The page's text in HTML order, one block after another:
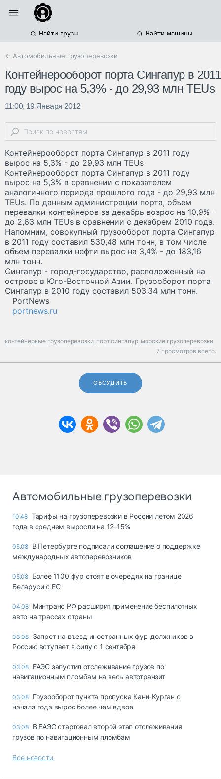
Найти грузы Найти машины
← Автомобильные грузоперевозки
Контейнерооборот порта Сингапур в 2011
году вырос на 5,3% - до 29,93 млн TEUs
11:00, 19 Января 2012
Контейнерооборот порта Сингапур в 2011 году
вырос на 5,3% - до 29,93 млн TEUs
Контейнерооборот порта Сингапур в 2011 году
вырос на 5,3% в сравнении с показателем
аналогичного периода прошлого года - до 29,93 млн
TEUs. По данным администрации порта, объем
перевалки контейнеров за декабрь возрос на 10,9% -
до 2,63 млн TEUs в сравнении с декабрем 2010 года.
Напомним, совокупный грузооборот порта Сингапур
в 2011 году составил 530,48 млн тонн, в том числе
объем перевалки нефти вырос на 3,4% - до 183,16
млн тонн.
Сингапур - город-государство, расположенный на
острове в Юго-Восточной Азии. Грузооборот порта
Сингапур в 2010 году составил 503,34 млн тонн.
PortNews
portnews.ru
контейнерные грузоперевозки порт сингапур морские грузоперевозки
7 просмотров всего.
ОБСУДИТЬ
Автомобильные грузоперевозки
10:48 Тарифы на грузоперевозки в России летом 2026
года в среднем выросли на 12–15%
05.08 В Петербурге подписали соглашение о поддержке
международных автоперевозчиков
05.08 Более 1100 фур стоят в очередях на границе
Беларуси с ЕС
04.08 Минтранс РФ расширит применение беспилотных
авто на трассах страны
03.08 Запрет на въезд иностранных фур-должников в
Россию вступает в силу с 1 сентября
03.08 ЕАЭС запустил отслеживание грузов по
навигационным пломбам на весь автотранзит
03.08 Грузооборот пункта пропуска Кани-Курган с
начала года вырос более чем вдвое
03.08 В ЕАЭС стартовал второй этап отслеживания
грузов по навигационным пломбам
Все новости